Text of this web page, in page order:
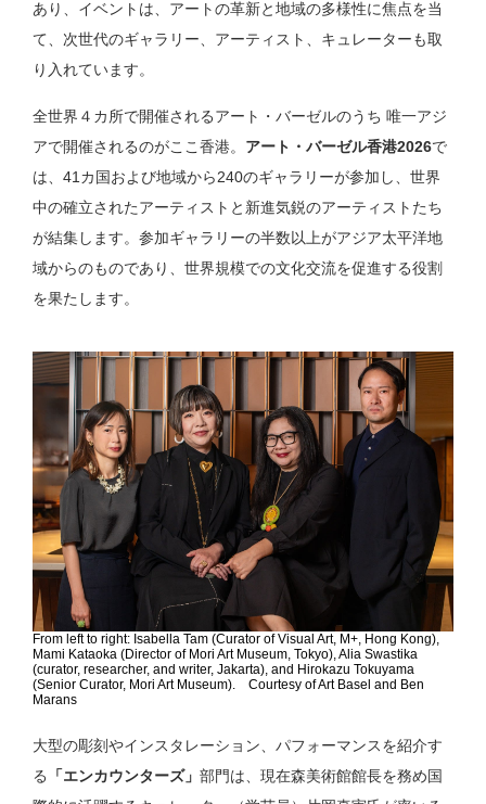
あり、イベントは、アートの革新と地域の多様性に焦点を当
て、次世代のギャラリー、アーティスト、キュレーターも取
り入れています。
全世界４カ所で開催されるアート・バーゼルのうち 唯一アジ
アで開催されるのがここ香港。 アート・バーゼル香港2026で
は、41カ国および地域から240のギャラリーが参加し、世界
中の確立されたアーティストと新進気鋭のアーティストたち
が結集します。参加ギャラリーの半数以上がアジア太平洋地
域からのものであり、世界規模での文化交流を促進する役割
を果たします。
From left to right: Isabella Tam (Curator of Visual Art, M+, Hong Kong),
Mami Kataoka (Director of Mori Art Museum, Tokyo), Alia Swastika
(curator, researcher, and writer, Jakarta), and Hirokazu Tokuyama
(Senior Curator, Mori Art Museum). Courtesy of Art Basel and Ben
Marans
大型の彫刻やインスタレーション、パフォーマンスを紹介す
る
「エンカウンターズ」部門は、現在森美術館館長を務め国